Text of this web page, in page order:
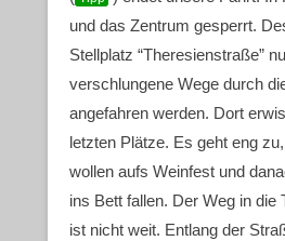
und das Zentrum gesperrt.
Stellplatz “Theresienstraße”
verschlungene Wege durch
angefahren werden. Dort
letzten Plätze. Es geht eng
wollen aufs Weinfest und
ins Bett fallen. Der Weg in die
ist nicht weit. Entlang der